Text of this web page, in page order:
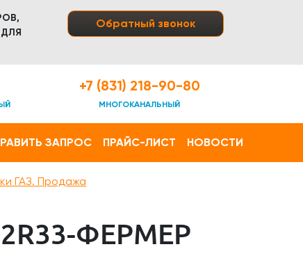
Обратный звонок
+7 (831) 218-90-80
МНОГОКАНАЛЬНЫЙ
ЗАПРОС ПРАЙС-ЛИСТ НОВОСТИ
ГАЗ. Продажа
ФЕРМЕР